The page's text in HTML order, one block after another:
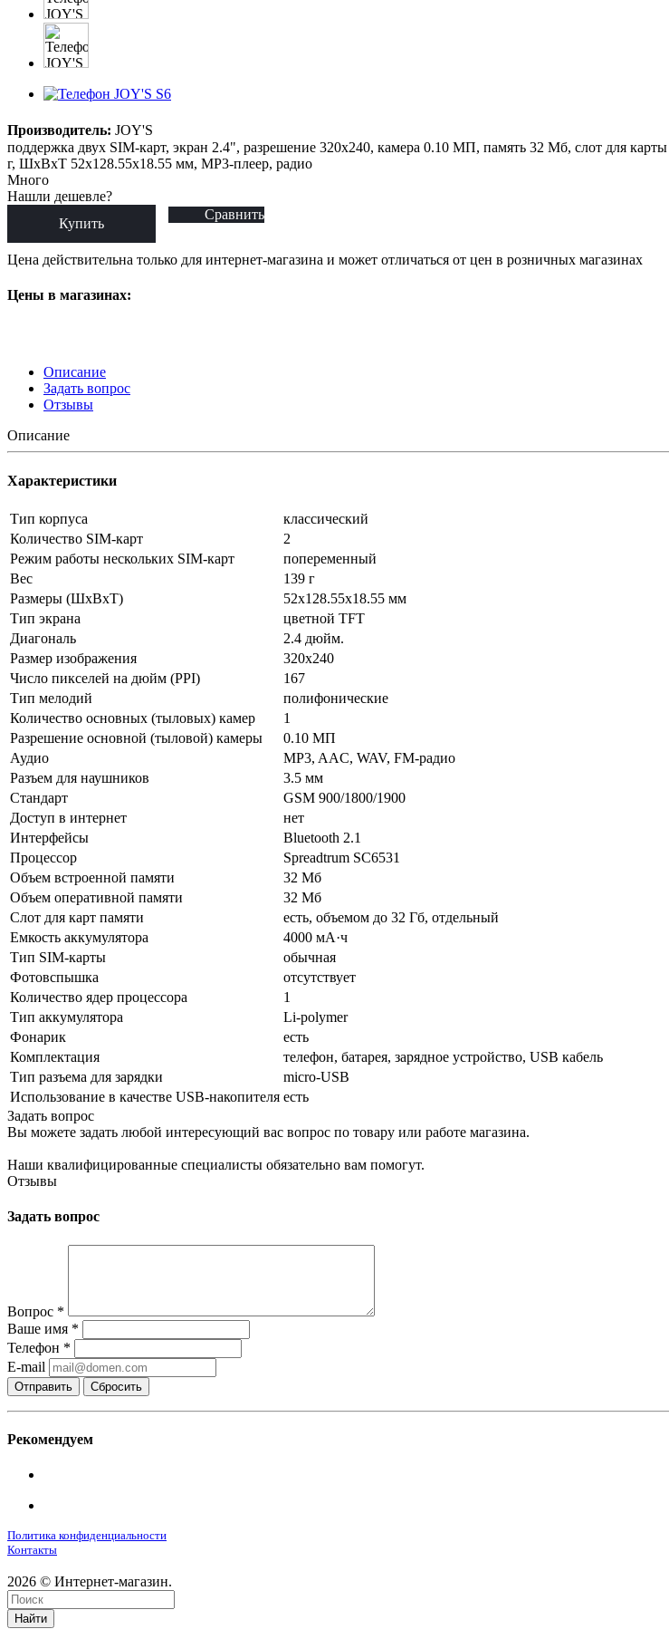
Производитель: JOY'S
поддержка двух SIM-карт, экран 2.4", разрешение 320x240, камера 0.10 МП, память 32 Мб, слот для
г, ШxВxТ 52x128.55x18.55 мм, MP3-плеер, радио
Много
Нашли дешевле?
Купить
Сравнить
Цена действительна только для интернет-магазина и может отличаться от цен в розничных магазинах
Цены в магазинах:
Описание
Задать вопрос
Отзывы
Описание
Характеристики
Тип корпуса
классический
Количество SIM-карт
2
Режим работы нескольких SIM-карт
попеременный
Вес
139 г
Размеры (ШxВxТ)
52x128.55x18.55 мм
Тип экрана
цветной TFT
Диагональ
2.4 дюйм.
Размер изображения
320x240
Число пикселей на дюйм (PPI)
167
Тип мелодий
полифонические
Количество основных (тыловых) камер
1
Разрешение основной (тыловой) камеры
0.10 МП
Аудио
MP3, AAC, WAV, FM-радио
Разъем для наушников
3.5 мм
Стандарт
GSM 900/1800/1900
Доступ в интернет
нет
Интерфейсы
Bluetooth 2.1
Процессор
Spreadtrum SC6531
Объем встроенной памяти
32 Мб
Объем оперативной памяти
32 Мб
Слот для карт памяти
есть, объемом до 32 Гб, отдельный
Емкость аккумулятора
4000 мА·ч
Тип SIM-карты
обычная
Фотовспышка
отсутствует
Количество ядер процессора
1
Тип аккумулятора
Li-polymer
Фонарик
есть
Комплектация
телефон, батарея, зарядное устройство, USB кабель
Тип разъема для зарядки
micro-USB
Использование в качестве USB-накопителя есть
Задать вопрос
Вы можете задать любой интересующий вас вопрос по товару или работе магазина.
Наши квалифицированные специалисты обязательно вам помогут.
Отзывы
Задать вопрос
Вопрос *
Ваше имя *
Телефон *
E-mail
Сбросить
Рекомендуем
Политика конфиденциальности
Контакты
2026 © Интернет-магазин.
Найти